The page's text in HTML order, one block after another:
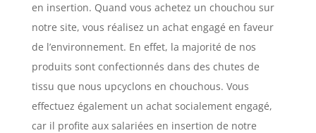
en insertion. Quand vous achetez un chouchou sur
notre site, vous réalisez un achat engagé en faveur
de l’environnement. En effet, la majorité de nos
produits sont confectionnés dans des chutes de
tissu que nous upcyclons en chouchous. Vous
effectuez également un achat socialement engagé,
car il profite aux salariées en insertion de notre